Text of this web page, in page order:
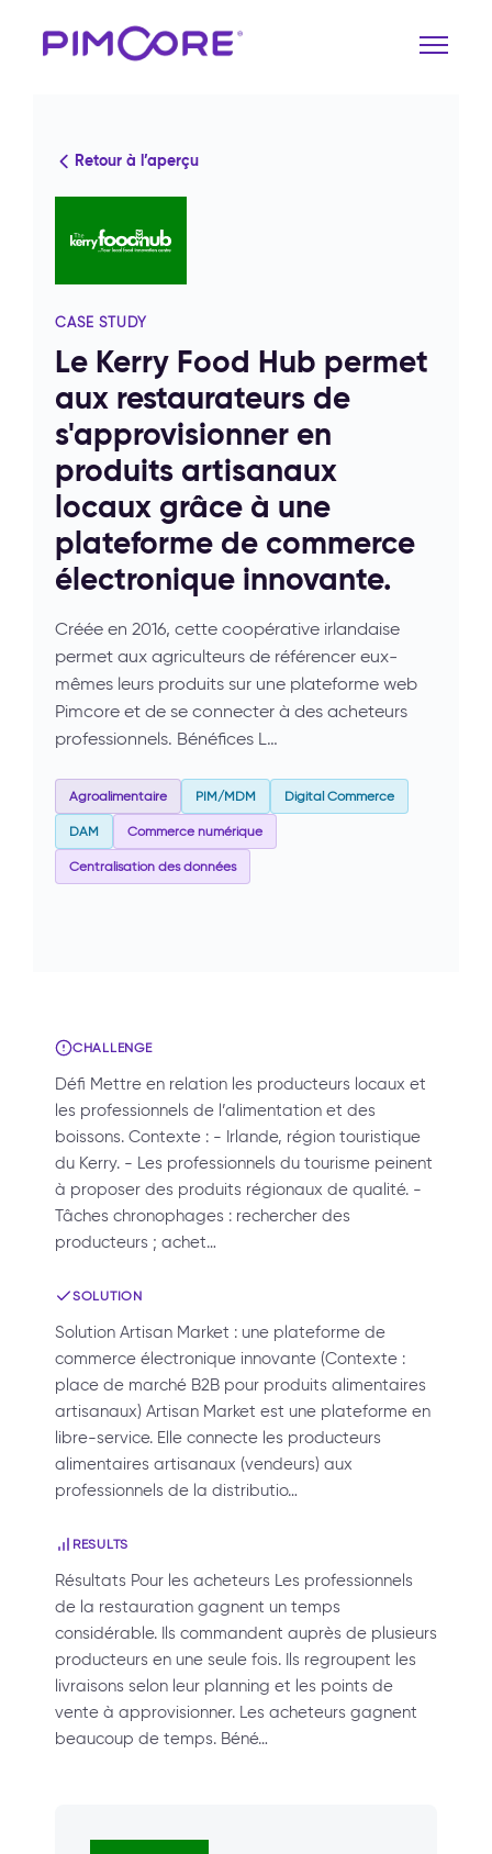
Retour à l’aperçu
CASE STUDY
Le Kerry Food Hub permet
aux restaurateurs de
s'approvisionner en
produits artisanaux
locaux grâce à une
plateforme de commerce
électronique innovante.
Créée en 2016, cette coopérative irlandaise
permet aux agriculteurs de référencer eux-
mêmes leurs produits sur une plateforme web
Pimcore et de se connecter à des acheteurs
professionnels. Bénéfices L…
Agroalimentaire PIM/MDM Digital Commerce
DAM Commerce numérique
Centralisation des données
CHALLENGE
Défi Mettre en relation les producteurs locaux et
les professionnels de l’alimentation et des
boissons. Contexte : - Irlande, région touristique
du Kerry. - Les professionnels du tourisme peinent
à proposer des produits régionaux de qualité. -
Tâches chronophages : rechercher des
producteurs ; achet…
SOLUTION
Solution Artisan Market : une plateforme de
commerce électronique innovante (Contexte :
place de marché B2B pour produits alimentaires
artisanaux) Artisan Market est une plateforme en
libre-service. Elle connecte les producteurs
alimentaires artisanaux (vendeurs) aux
professionnels de la distributio…
RESULTS
Résultats Pour les acheteurs Les professionnels
de la restauration gagnent un temps
considérable. Ils commandent auprès de plusieurs
producteurs en une seule fois. Ils regroupent les
livraisons selon leur planning et les points de
vente à approvisionner. Les acheteurs gagnent
beaucoup de temps. Béné…